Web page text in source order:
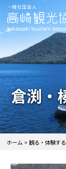
倉渕・
ホーム 観る・体験する